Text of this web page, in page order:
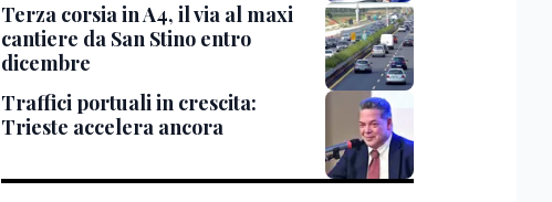
Terza corsia in A4, il via al maxi
cantiere da San Stino entro
dicembre
Traffici portuali in crescita:
Trieste accelera ancora